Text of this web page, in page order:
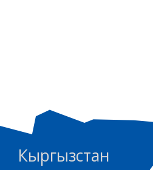
Кыргызстан